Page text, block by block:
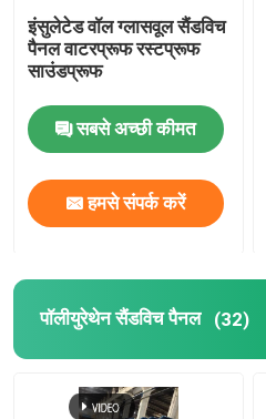
स्ट्रक्चरल स्टील बीम
इस्पात का बना हुआ कोना
स्टील चैनल अनुभाग
इंसुलेटेड वॉल ग्लासवूल सैंडविच
पैनल वाटरप्रूफ रस्टप्रूफ
साउंडप्रूफ
सबसे अच्छी कीमत
हमसे संपर्क करें
पॉलीयुरेथेन सैंडविच पैनल (32)